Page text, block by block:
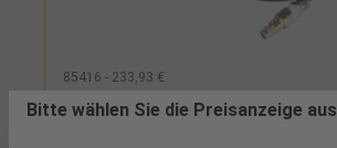
85416 - 233,93 €
Gravierstift Druckluft "GS PRO"
Bitte wählen Sie die Preisanzeige aus